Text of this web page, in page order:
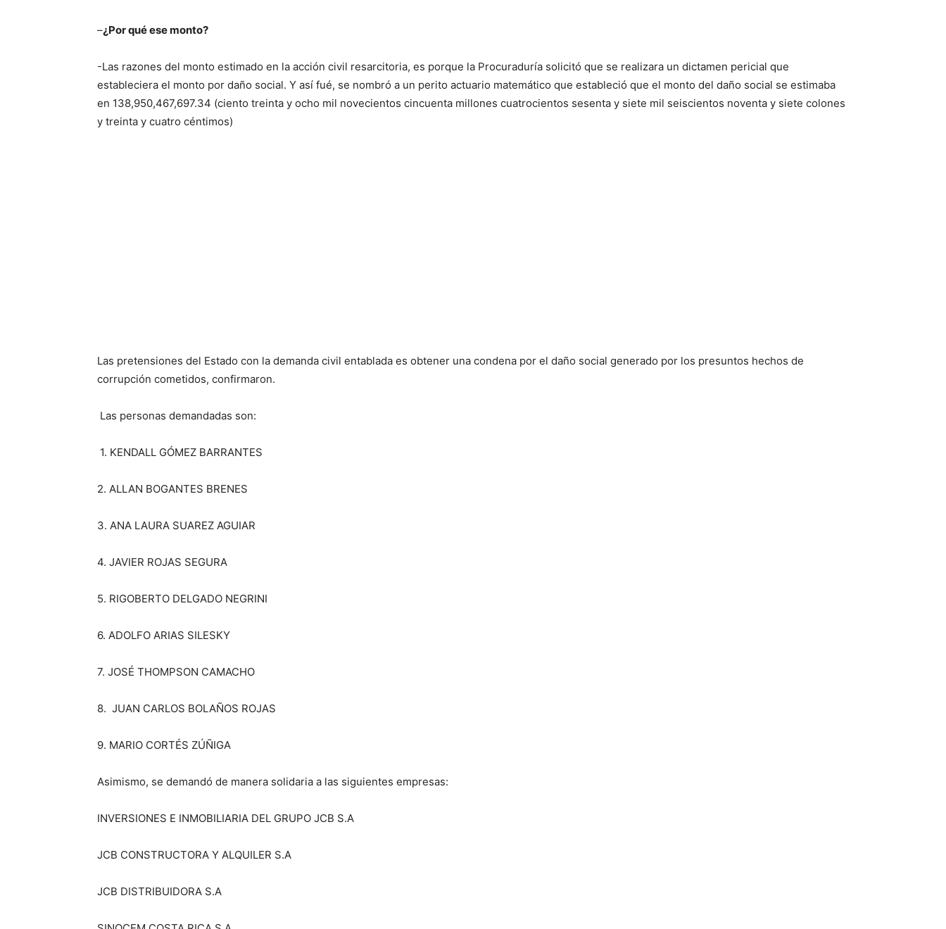
–¿Por qué ese monto?
-Las razones del monto estimado en la acción civil resarcitoria, es porque la Procuraduría solicitó que se realizara un dictamen pericial que
estableciera el monto por daño social. Y así fué, se nombró a un perito actuario matemático que estableció que el monto del daño social se estimaba
en 138,950,467,697.34 (ciento treinta y ocho mil novecientos cincuenta millones cuatrocientos sesenta y siete mil seiscientos noventa y siete colones
y treinta y cuatro céntimos)
Las pretensiones del Estado con la demanda civil entablada es obtener una condena por el daño social generado por los presuntos hechos de
corrupción cometidos, confirmaron.
Las personas demandadas son:
1. KENDALL GÓMEZ BARRANTES
2. ALLAN BOGANTES BRENES
3. ANA LAURA SUAREZ AGUIAR
4. JAVIER ROJAS SEGURA
5. RIGOBERTO DELGADO NEGRINI
6. ADOLFO ARIAS SILESKY
7. JOSÉ THOMPSON CAMACHO
8. JUAN CARLOS BOLAÑOS ROJAS
9. MARIO CORTÉS ZÚÑIGA
Asimismo, se demandó de manera solidaria a las siguientes empresas:
INVERSIONES E INMOBILIARIA DEL GRUPO JCB S.A
JCB CONSTRUCTORA Y ALQUILER S.A
JCB DISTRIBUIDORA S.A